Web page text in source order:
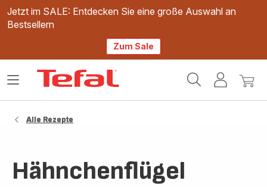
Jetzt im SALE: Entdecken Sie eine große Auswahl an
Bestsellern
Zum Sale
Mein
Mein
Das
Alle Rezepte
Hähnchenflügel